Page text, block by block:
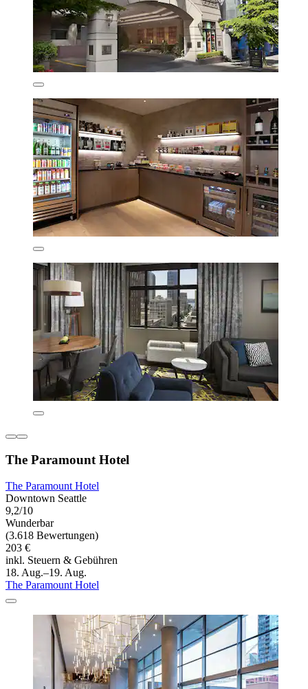
The Paramount Hotel
The Paramount Hotel
Downtown Seattle
9,2/10
Wunderbar
(3.618 Bewertungen)
203 €
inkl. Steuern & Gebühren
18. Aug.–19. Aug.
The Paramount Hotel